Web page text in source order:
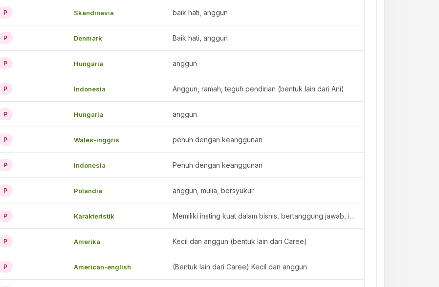
P Skandinavia baik hati, anggun
P Denmark Baik hati, anggun
P Hungaria anggun
P Indonesia Anggun, ramah, teguh pendirian (bentuk lain dari Ani)
P Hungaria anggun
P Wales-inggris penuh dengan keanggunan
P Indonesia Penuh dengan keanggunan
P Polandia anggun, mulia, bersyukur
P Karakteristik Memiliki insting kuat dalam bisnis, bertanggung jawab, intuitif dan penuh inspirasi
P Amerika Kecil dan anggun (bentuk lain dari Caree)
P American-english (Bentuk lain dari Caree) Kecil dan anggun